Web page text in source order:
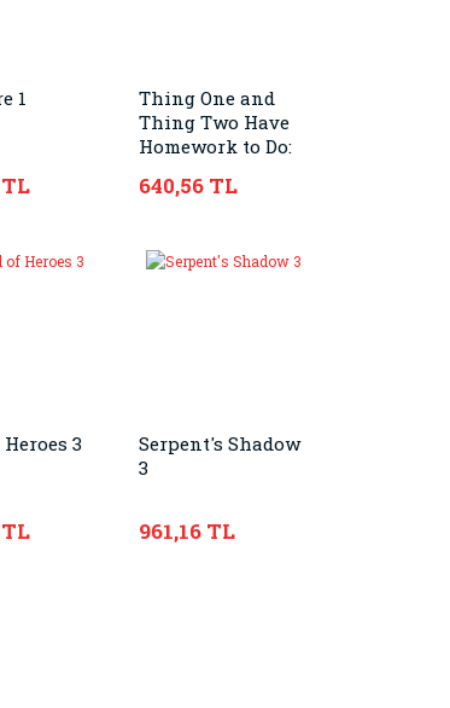
1
TL
Thing One and
Thing Two Have
Homework to Do:
Story
640,56 TL
3
TL
Serpent's Shadow
3
961,16 TL